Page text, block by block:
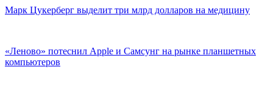
Марк Цукерберг выделит три млрд долларов на медицину
«Леново» потеснил Apple и Самсунг на рынке планшетных
компьютеров